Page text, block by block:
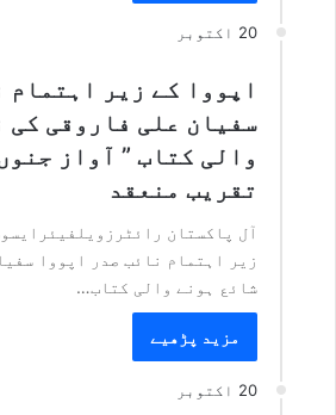
20 اکتوبر
اپووا کے زیر اہتمام
سفیان علی فاروقی کی
والی کتاب ” آواز
تقریب منعقد
آل پاکستان
زیر اہتمام نائب صدر اپووا
شائع ہونے والی کتاب…
مزید پڑھیے
20 اکتوبر